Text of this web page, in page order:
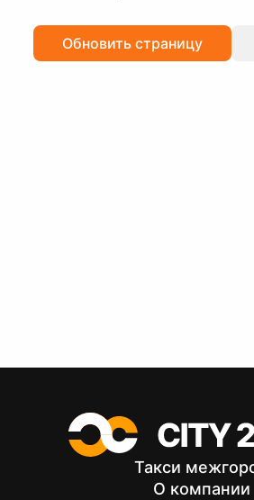
Обновить страницу
Такси
О компании